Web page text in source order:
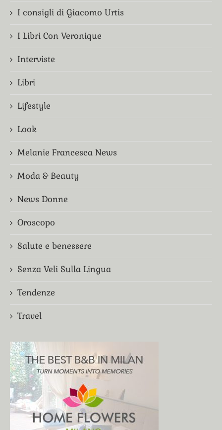
I consigli di Giacomo Urtis
I Libri Con Veronique
Interviste
Libri
Lifestyle
Look
Melanie Francesca News
Moda & Beauty
News Donne
Oroscopo
Salute e benessere
Senza Veli Sulla Lingua
Tendenze
Travel